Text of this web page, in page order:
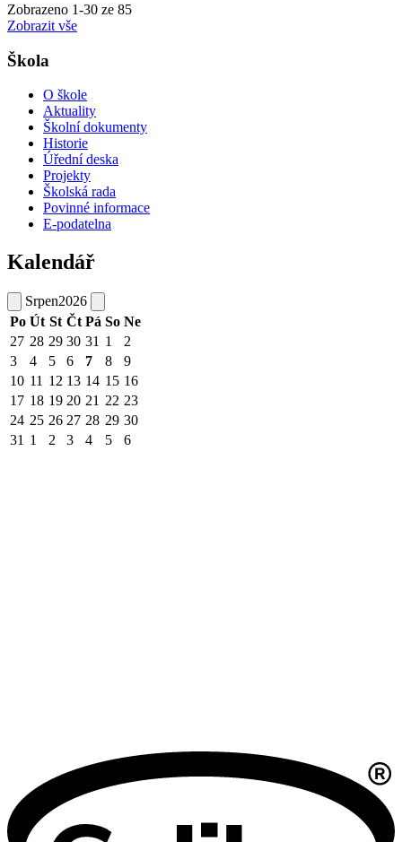
Zobrazeno 1-30 ze 85
Zobrazit vše
Škola
O škole
Aktuality
Školní dokumenty
Historie
Úřední deska
Projekty
Školská rada
Povinné informace
E-podatelna
Kalendář
Srpen2026
Po Út St Čt Pá So Ne
27 28 29 30 31 1
2
3
4 5 6 7 8
9
10 11 12 13 14 15 16
17 18 19 20 21 22 23
24 25 26 27 28 29 30
31 1 2 3 4 5 6